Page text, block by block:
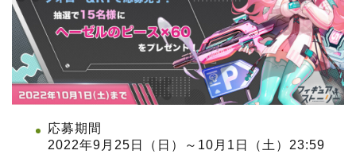
応募期間
2022年9月25日（日）～10月1日（土）23:59